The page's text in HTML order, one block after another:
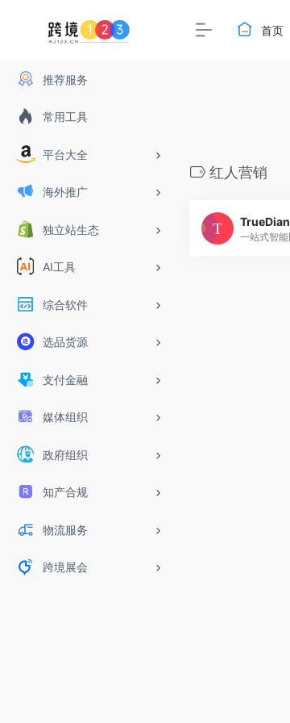
推荐服务
常用工具
平台大全
海外推广
独立站生态
AI工具
综合软件
选品货源
支付金融
媒体组织
政府组织
知产合规
物流服务
跨境展会
首页
红人营销
TrueDian